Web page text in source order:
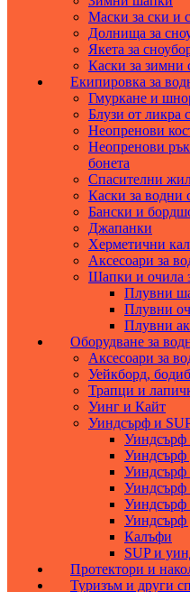
Маски за ски и
Долнища за
Якета за
Каски за зимни
Екипировка за
Гмуркане и
Блузи от ликра
Неопренови
Неопренови
бонета
Спасителни
Каски за водни
Бански и
Джапанки
Херметични
Аксесоари за
Шапки и очила
Плувни
Плувни
Плувни
Оборудване за
Аксесоари за
Уейкборд,
Трапци и
Уинг и Кайт
Уиндсърф и
Уиндсърф
Уиндсърф
Уиндсърф
Уиндсърф
Уиндсърф
Уиндсърф
Калъфи
SUP и
Протектори и
Туризъм и други